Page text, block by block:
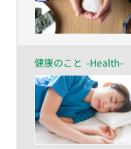
健康のこと -Health-